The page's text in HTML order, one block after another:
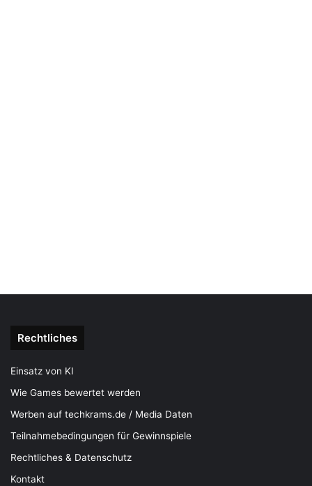
Rechtliches
Einsatz von KI
Wie Games bewertet werden
Werben auf techkrams.de / Media Daten
Teilnahmebedingungen für Gewinnspiele
Rechtliches & Datenschutz
Kontakt